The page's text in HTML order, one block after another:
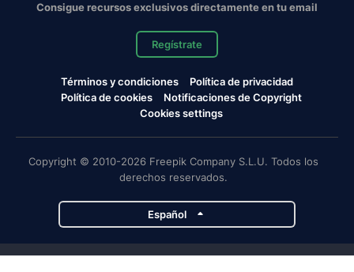
Consigue recursos exclusivos directamente en tu email
Regístrate
Términos y condiciones
Política de privacidad
Política de cookies
Notificaciones de Copyright
Cookies settings
Copyright © 2010-2026 Freepik Company S.L.U. Todos los
derechos reservados.
Español